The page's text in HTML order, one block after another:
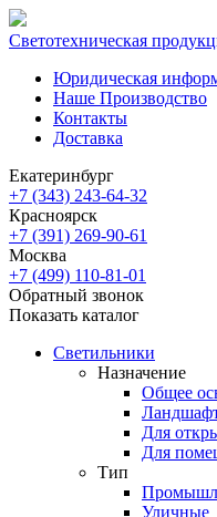
Светотехническая
Юридическая
Наше Производство
Контакты
Доставка
Екатеринбург
+7 (343) 243-64-32
Красноярск
+7 (391) 269-90-61
Москва
+7 (499) 110-81-01
Обратный звонок
Показать каталог
Светильники
Назначение
Общее
Для
Для
Тип
Уличные